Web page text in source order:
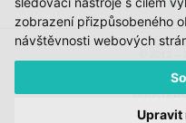
zobrazení přizpůsobeného
návštěvnosti webových
Upravit
ZA PODPORY STÁTNÍHO